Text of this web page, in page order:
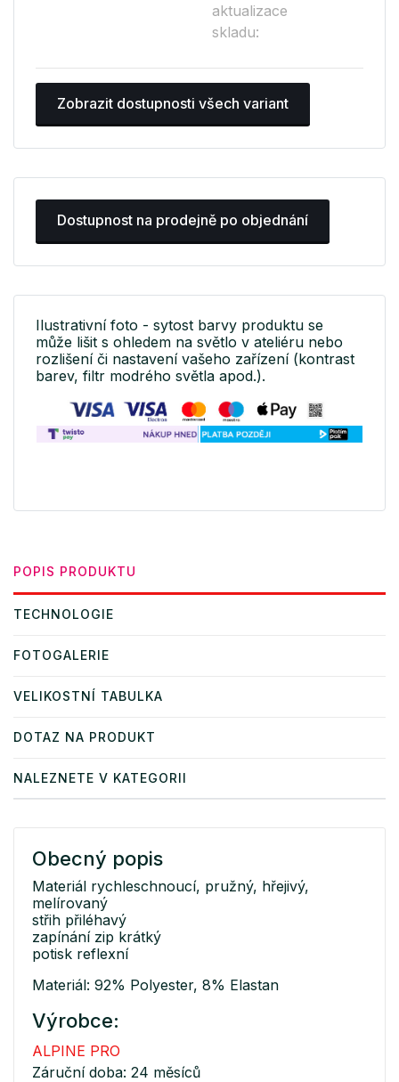
aktualizace
skladu:
Zobrazit dostupnosti všech variant
Dostupnost na prodejně po objednání
Ilustrativní foto - sytost barvy produktu se
může lišit s ohledem na světlo v ateliéru nebo
rozlišení či nastavení vašeho zařízení (kontrast
barev, filtr modrého světla apod.).
POPIS PRODUKTU
TECHNOLOGIE
FOTOGALERIE
VELIKOSTNÍ TABULKA
DOTAZ NA PRODUKT
NALEZNETE V KATEGORII
Obecný popis
Materiál rychleschnoucí, pružný, hřejivý,
melírovaný
střih přiléhavý
zapínání zip krátký
potisk reflexní
Materiál: 92% Polyester, 8% Elastan
Výrobce:
ALPINE PRO
Záruční doba: 24 měsíců